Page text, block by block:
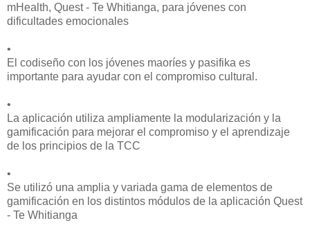
mHealth, Quest - Te Whitianga, para jóvenes con
dificultades emocionales
•
El codiseño con los jóvenes maoríes y pasifika es
importante para ayudar con el compromiso cultural.
•
La aplicación utiliza ampliamente la modularización y la
gamificación para mejorar el compromiso y el aprendizaje
de los principios de la TCC
•
Se utilizó una amplia y variada gama de elementos de
gamificación en los distintos módulos de la aplicación Quest
- Te Whitianga